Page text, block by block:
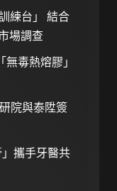
練台」 結合
場調查
毒熱熔膠」
院與泰陞簽
攜手牙醫共